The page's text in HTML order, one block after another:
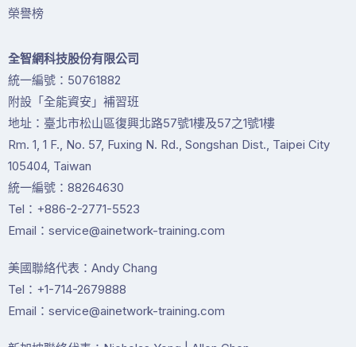
榮譽榜
全智網科技股份有限公司
統一編號：50761882
附設「全能資安」補習班
地址：臺北市松山區復興北路57號1樓及57之1號1樓
Rm. 1, 1 F., No. 57, Fuxing N. Rd., Songshan Dist., Taipei City
105404, Taiwan
統一編號：88264630
Tel：+886-2-2771-5523
Email：service@ainetwork-training.com
美國聯絡代表：Andy Chang
Tel：+1-714-2679888
Email：service@ainetwork-training.com